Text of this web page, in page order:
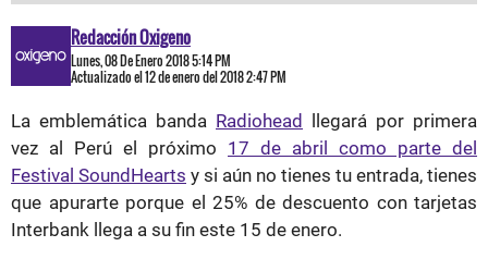
Redacción Oxigeno
Lunes, 08 De Enero 2018 5:14 PM
Actualizado el 12 de enero del 2018 2:47 PM
La emblemática banda Radiohead llegará por primera
vez al Perú el próximo 17 de abril como parte del
Festival SoundHearts y si aún no tienes tu entrada, tienes
que apurarte porque el 25% de descuento con tarjetas
Interbank llega a su fin este 15 de enero.